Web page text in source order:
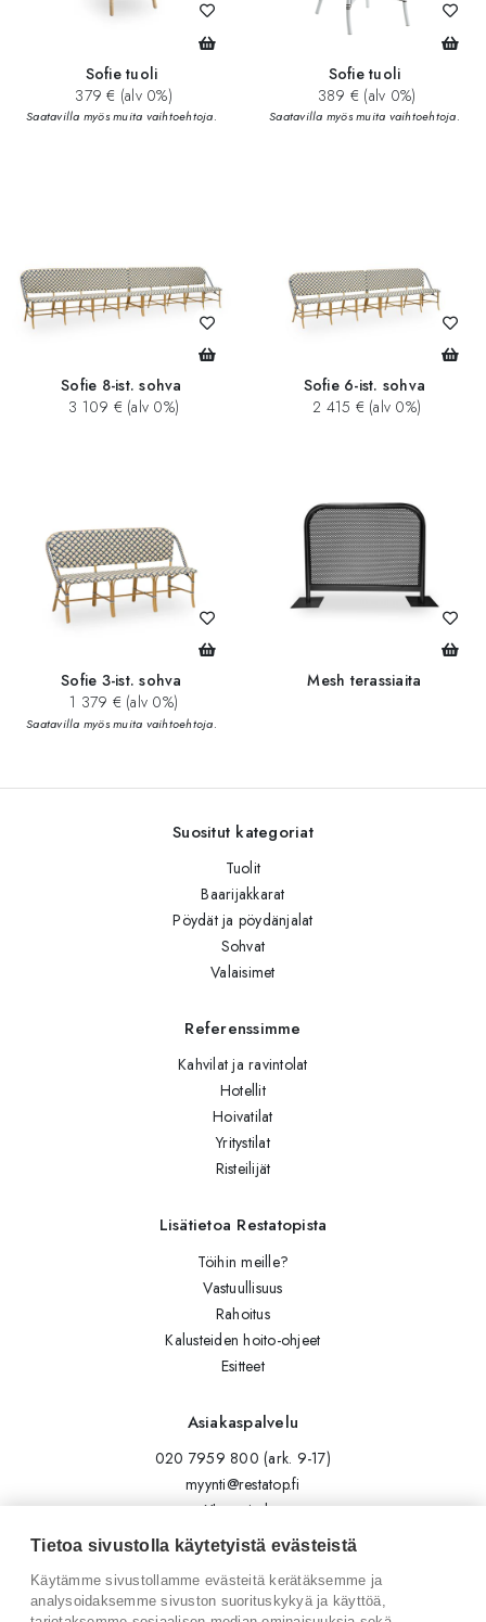
Sofie tuoli
379 € (alv 0%)
Saatavilla myös muita vaihtoehtoja.
Sofie tuoli
389 € (alv 0%)
Saatavilla myös muita vaihtoehtoja.
Sofie 8-ist. sohva
3 109 € (alv 0%)
Sofie 6-ist. sohva
2 415 € (alv 0%)
Sofie 3-ist. sohva
1 379 € (alv 0%)
Saatavilla myös muita vaihtoehtoja.
Mesh terassiaita
Suositut kategoriat
Tuolit
Baarijakkarat
Pöydät ja pöydänjalat
Sohvat
Valaisimet
Referenssimme
Kahvilat ja ravintolat
Hotellit
Hoivatilat
Yritystilat
Risteilijät
Lisätietoa Restatopista
Töihin meille?
Vastuullisuus
Rahoitus
Kalusteiden hoito-ohjeet
Esitteet
Asiakaspalvelu
020 7959 800 (ark. 9-17)
myynti@restatop.fi
Yhteystiedot
Lähetä viesti
Seuraa meitä
Tietoa sivustolla käytetyistä evästeistä
Käytämme sivustollamme evästeitä kerätäksemme ja
analysoidaksemme sivuston suorituskykyä ja käyttöä,